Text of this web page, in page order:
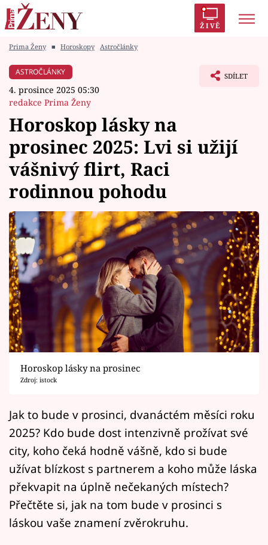
ŽIVĚ
Módní alarm
Témata
Celebrity
Vztahy
Seriály
Horoskopy
Sledujte prima+
Filmový festival Karlovy Vary
Přihlášení
Sledujte nás
Prima Ženy ■ Horoskopy Astročlánky
ASTROČLÁNKY
4. prosince 2025 05:30
redakce Prima Ženy
SDÍLET
Horoskop lásky na
prosinec 2025: Lvi si užijí
vášnivý flirt, Raci
rodinnou pohodu
Horoskop lásky na prosinec
Zdroj: istock
Jak to bude v prosinci, dvanáctém měsíci roku
2025? Kdo bude dost intenzivně prožívat své
city, koho čeká hodně vášně, kdo si bude
užívat blízkost s partnerem a koho může láska
překvapit na úplně nečekaných místech?
Přečtěte si, jak na tom bude v prosinci s
láskou vaše znamení zvěrokruhu.